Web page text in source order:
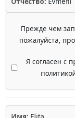
Прежде чем
пожалуйста,
Я согласен с